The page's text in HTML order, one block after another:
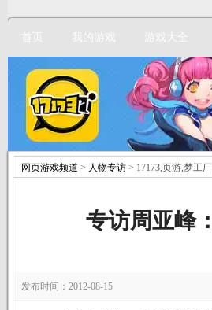
首页 我的游戏 游戏大全
网页游戏频道 > 人物专访 > 17173,页游,梦工
专访周亚峰
发布时间：2012-08-15